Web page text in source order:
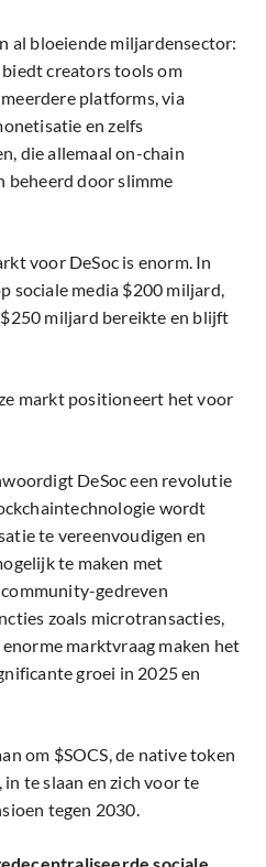
al bloeiende miljardensector:
biedt creators tools om
platforms, via
en zelfs
die allemaal on-chain
beheerd door slimme
voor DeSoc is enorm. In
sociale media $200 miljard,
miljard bereikte en blijft
markt positioneert het voor
DeSoc een revolutie
wordt
te vereenvoudigen en
te maken met
gedreven
zoals microtransacties,
marktvraag maken het
groei in 2025 en
om $SOCS, de native token
te slaan en zich voor te
tegen 2030.